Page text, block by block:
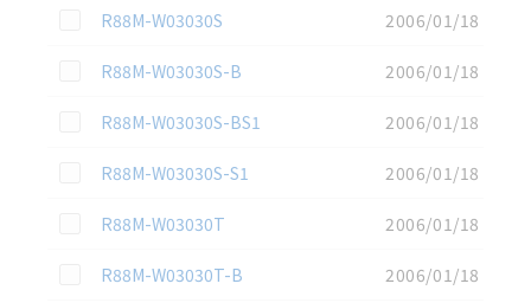
この資料を選択
R88M-W03030S
2006/01/18
この資料を選択
R88M-W03030S-B
2006/01/18
この資料を選択
R88M-W03030S-BS1
2006/01/18
この資料を選択
R88M-W03030S-S1
2006/01/18
この資料を選択
R88M-W03030T
2006/01/18
この資料を選択
R88M-W03030T-B
2006/01/18